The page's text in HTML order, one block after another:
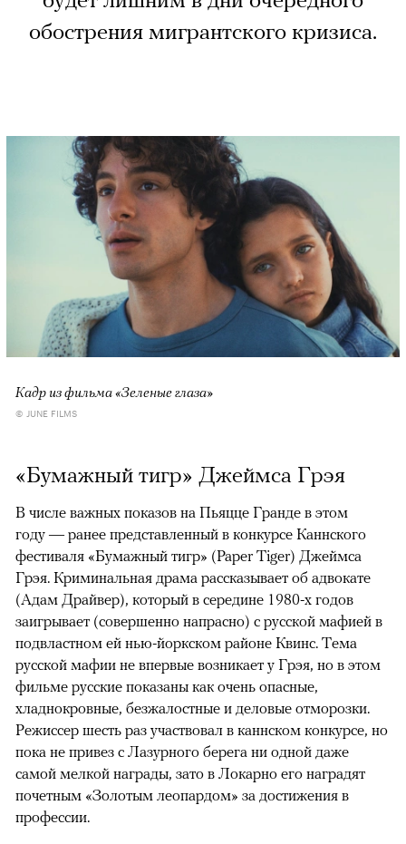
обострения мигрантского кризиса.
Кадр из фильма «Зеленые глаза»
© JUNE FILMS
«Бумажный тигр» Джеймса Грэя
В числе важных показов на Пьяцце Гранде в этом
году — ранее представленный в конкурсе Каннского
фестиваля «Бумажный тигр» (Paper Tiger) Джеймса
Грэя. Криминальная драма рассказывает об адвокате
(Адам Драйвер), который в середине 1980-х годов
заигрывает (совершенно напрасно) с русской мафией в
подвластном ей нью-йоркском районе Квинс. Тема
русской мафии не впервые возникает у Грэя, но в этом
фильме русские показаны как очень опасные,
хладнокровные, безжалостные и деловые отморозки.
Режиссер шесть раз участвовал в каннском конкурсе, но
пока не привез с Лазурного берега ни одной даже
самой мелкой награды, зато в Локарно его наградят
почетным «Золотым леопардом» за достижения в
профессии.